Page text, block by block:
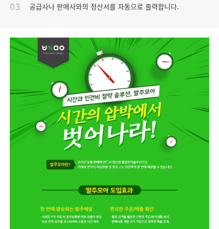
03 공급사나 판매사와의 정산서를 자동으로 출력합니다.